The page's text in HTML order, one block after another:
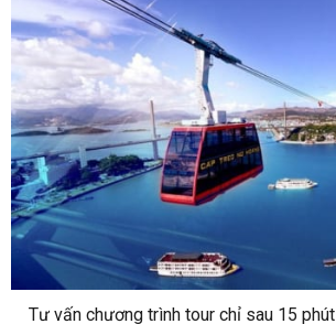
Tư vấn chương trình tour chỉ sau 15